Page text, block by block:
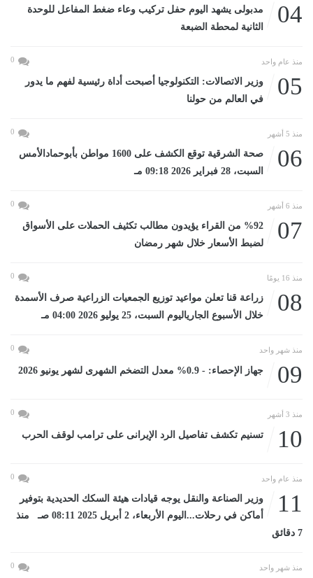
04
مدبولى يشهد اليوم حفل تركيب وعاء ضغط المفاعل للوحدة
الثانية لمحطة الضبعة
منذ عام واحد 0
05
وزير الاتصالات: التكنولوجيا أصبحت أداة رئيسية لفهم ما يدور
في العالم من حولنا
منذ 5 أشهر 0
06
صحة الشرقية توقع الكشف على 1600 مواطن بأبوحمادالأمس
السبت، 28 فبراير 2026 09:18 مـ
منذ 6 أشهر 0
07
%92 من القراء يؤيدون مطالب تكثيف الحملات على الأسواق
لضبط الأسعار خلال شهر رمضان
منذ 16 يومًا 0
08
زراعة قنا تعلن مواعيد توزيع الجمعيات الزراعية صرف الأسمدة
خلال الأسبوع الجارياليوم السبت، 25 يوليو 2026 04:00 مـ
منذ شهر واحد 0
09 جهاز الإحصاء: - 0.9% معدل التضخم الشهرى لشهر يونيو 2026
منذ 3 أشهر 0
10 تسنيم تكشف تفاصيل الرد الإيرانى على ترامب لوقف الحرب
منذ عام واحد 0
11
وزير الصناعة والنقل يوجه قيادات هيئة السكك الحديدية بتوفير
أماكن في رحلات...اليوم الأربعاء، 2 أبريل 2025 08:11 صـ منذ
7 دقائق
منذ شهر واحد 0